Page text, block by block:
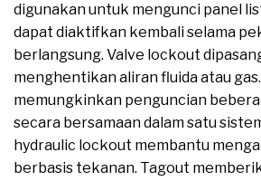
digunakan untuk mengunci panel
dapat diaktifkan kembali selama
berlangsung. Valve lockout
menghentikan aliran fluida atau
memungkinkan penguncian
secara bersamaan dalam satu
hydraulic lockout membantu
berbasis tekanan. Tagout